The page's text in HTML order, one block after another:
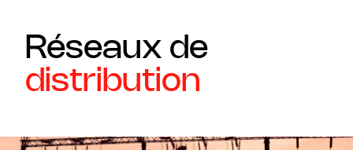
Réseaux de
distribution